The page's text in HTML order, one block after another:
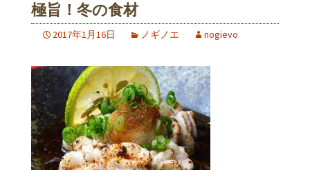
極旨！冬の食材
2017年1月16日 ノギノエ nogievo